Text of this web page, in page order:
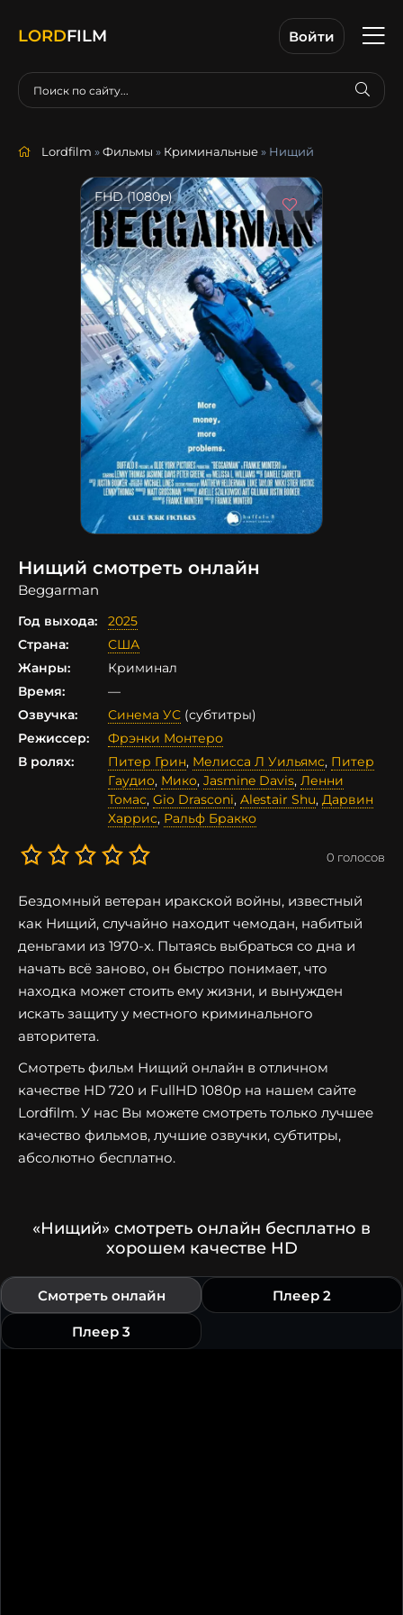
LORDFILM Войти
Lordfilm »Фильмы » Криминальные» Нищий
FHD (1080p)
Нищий смотреть онлайн
Beggarman
Год выхода:
2025
Страна:
США
Жанры:
Криминал
Время:
—
Озвучка:
Синема УС (субтитры)
Режиссер:
Фрэнки Монтеро
В ролях:
Питер Грин, Мелисса Л Уильямс, Питер
Гаудио, Мико, Jasmine Davis, Ленни
Томас, Gio Drasconi, Alestair Shu, Дарвин
Харрис, Ральф Бракко
0 голосов
Бездомный ветеран иракской войны, известный
как Нищий, случайно находит чемодан, набитый
деньгами из 1970-х. Пытаясь выбраться со дна и
начать всё заново, он быстро понимает, что
находка может стоить ему жизни, и вынужден
искать защиту у местного криминального
авторитета.
Смотреть фильм Нищий онлайн в отличном
качестве HD 720 и FullHD 1080p на нашем сайте
Lordfilm. У нас Вы можете смотреть только лучшее
качество фильмов, лучшие озвучки, субтитры,
абсолютно бесплатно.
«Нищий» смотреть онлайн бесплатно в
хорошем качестве HD
Смотреть онлайн Плеер 2
Плеер 3